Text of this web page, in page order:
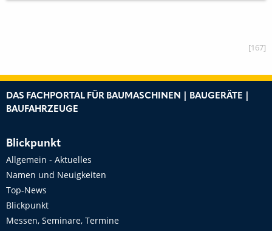
[167]
DAS FACHPORTAL FÜR BAUMASCHINEN | BAUGERÄTE |
BAUFAHRZEUGE
Blickpunkt
Allgemein - Aktuelles
Namen und Neuigkeiten
Top-News
Blickpunkt
Messen, Seminare, Termine